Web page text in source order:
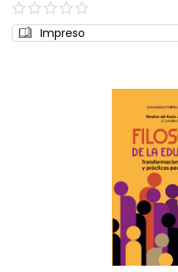
0%
Impreso